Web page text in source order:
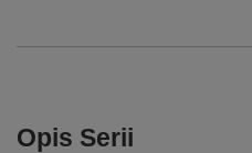
Opis Serii